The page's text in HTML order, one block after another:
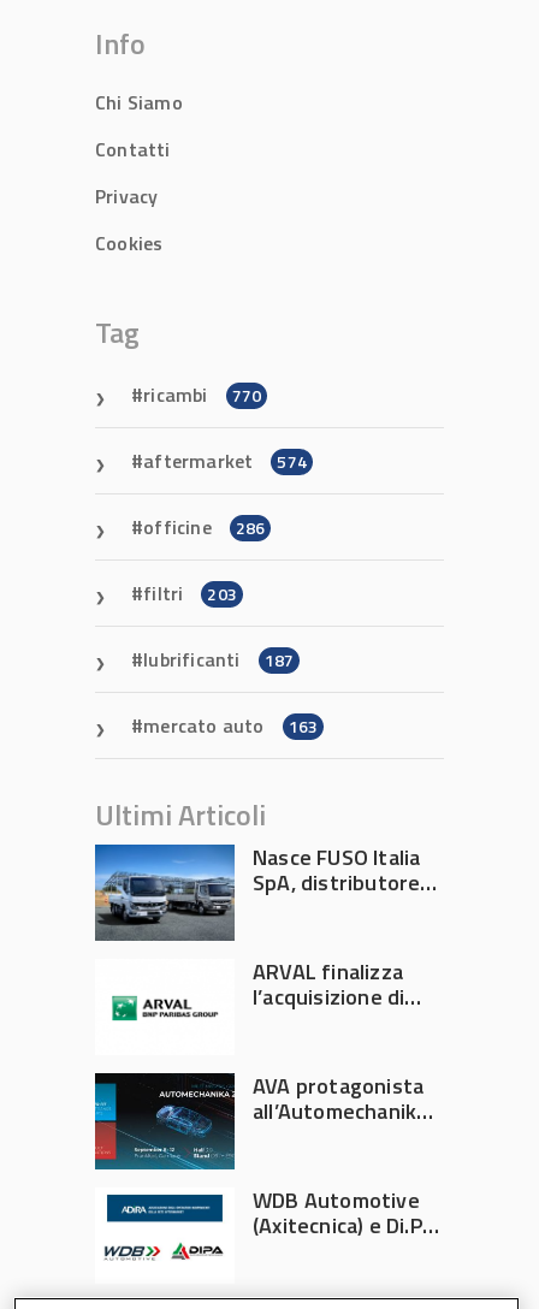
Info
Chi Siamo
Contatti
Privacy
Cookies
Tag
ricambi 770
aftermarket 574
officine 286
filtri 203
lubrificanti 187
mercato auto 163
Ultimi Articoli
Nasce FUSO Italia
SpA, distributore
ARVAL finalizza
l’acquisizione di
AVA protagonista
all’Automechanika
WDB Automotive
(Axitecnica) e Di.Pa.